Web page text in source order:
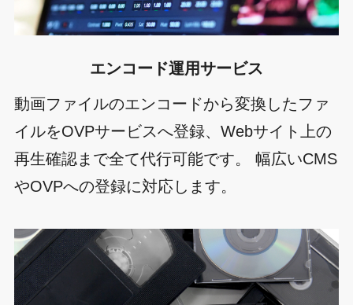
エンコード運用サービス
動画ファイルのエンコードから変換したファ
イルをOVPサービスへ登録、Webサイト上の
再生確認まで全て代行可能です。 幅広いCMS
やOVPへの登録に対応します。